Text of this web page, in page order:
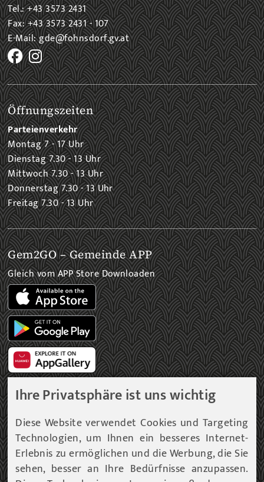
Ihre Privatsphäre ist uns wichtig
Diese Website verwendet Cookies und Targeting
Technologien, um Ihnen ein besseres Internet-
Erlebnis zu ermöglichen und die Werbung, die Sie
sehen, besser an Ihre Bedürfnisse anzupassen.
Tel.: +43 3573 2431
Fax: +43 3573 2431 - 107
E-Mail: gde@fohnsdorf.gv.at
Öffnungszeiten
Parteienverkehr
Montag 7 - 17 Uhr
Dienstag 7.30 - 13 Uhr
Mittwoch 7.30 - 13 Uhr
Donnerstag 7.30 - 13 Uhr
Freitag 7.30 - 13 Uhr
Gem2GO – Gemeinde APP
Gleich vom APP Store Downloaden
Gemeinde Newsletter
Immer am aktuellsten Informationsstand!
Unser Infoservice liefert Ihnen, in periodischen